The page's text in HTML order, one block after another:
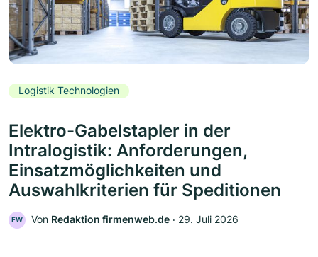
Logistik Technologien
Elektro-Gabelstapler in der
Intralogistik: Anforderungen,
Einsatzmöglichkeiten und
Auswahlkriterien für Speditionen
FW Von Redaktion firmenweb.de ‧ 29. Juli 2026